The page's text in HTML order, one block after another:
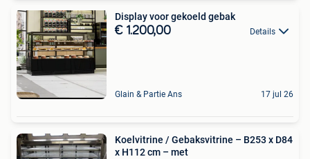
Display voor gekoeld gebak
€ 1.200,00 Details
Glain & Partie Ans 17 jul 26
Koelvitrine / Gebaksvitrine – B253 x D84
x H112 cm – met